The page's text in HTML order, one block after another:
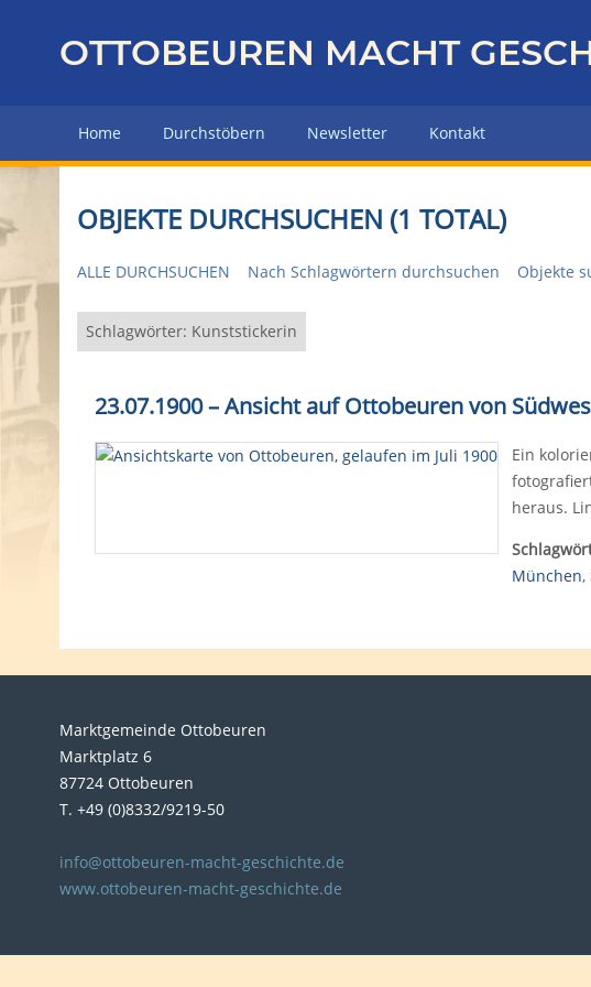
z
r
H
u
p
e
OTTOBEUREN MACHT
Home Durchstöbern Newsletter Kontakt
OBJEKTE DURCHSUCHEN (1 TOTAL)
ALLE DURCHSUCHEN Nach Schlagwörtern durchsuchen Objekte
Schlagwörter: Kunststickerin
23.07.1900 – Ansicht auf Ottobeuren von
Ein
heraus.
München,
Marktgemeinde Ottobeuren
Marktplatz 6
87724 Ottobeuren
T. +49 (0)8332/9219-50
info@ottobeuren-macht-geschichte.de
www.ottobeuren-macht-geschichte.de